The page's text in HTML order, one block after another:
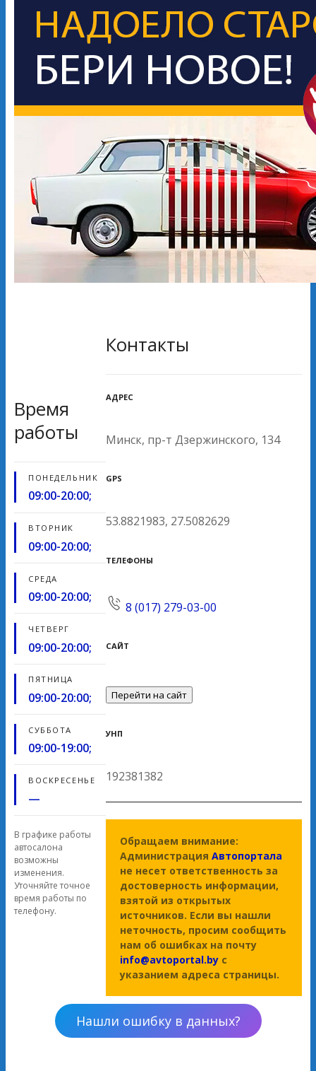
Время
работы
ПОНЕДЕЛЬНИК
09:00-20:00;
ВТОРНИК
09:00-20:00;
СРЕДА
09:00-20:00;
ЧЕТВЕРГ
09:00-20:00;
ПЯТНИЦА
09:00-20:00;
СУББОТА
09:00-19:00;
ВОСКРЕСЕНЬЕ
—
В графике работы
автосалона
возможны
изменения.
Уточняйте точное
время работы по
телефону.
Контакты
АДРЕС
Минск, пр-т Дзержинского, 134
GPS
53.8821983, 27.5082629
ТЕЛЕФОНЫ
8 (017) 279-03-00
САЙТ
Перейти на сайт
УНП
192381382
Обращаем внимание:
Администрация Автопортала
не несет ответственность за
достоверность информации,
взятой из открытых
источников. Если вы нашли
неточность, просим сообщить
нам об ошибках на почту
info@avtoportal.by с
указанием адреса страницы.
Нашли ошибку в данных?